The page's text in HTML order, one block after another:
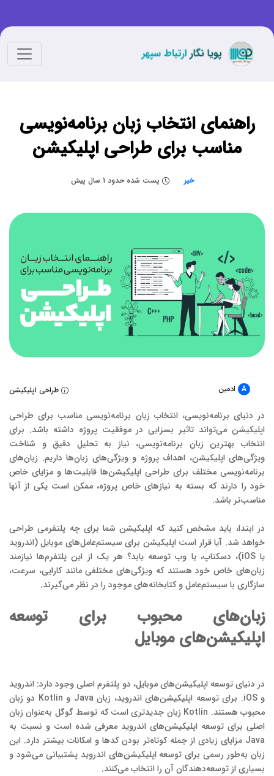
راهنمای انتخاب زبان برنامه‌نویسی
مناسب برای طراحی اپلیکیشن
خبر پست شده حدود 1 سال پیش
A ادمین طراحی اپلیکیشن
در دنیای برنامه‌نویسی، انتخاب زبان برنامه‌نویسی مناسب برای طراحی
اپلیکیشن‌ می‌تواند تاثیر بسزایی در موفقیت پروژه داشته باشد. برای
انتخاب بهترین زبان برنامه‌نویسی، نیاز به تحلیل دقیق و شناخت
ویژگی‌های اپلیکیشن، اهداف پروژه و ویژگی‌های زبان‌ها داریم. زبان‌های
برنامه‌نویسی مختلف برای طراحی اپلیکیشن‌ها قابلیت‌ها و مزایای خاص
خود را دارند که بسته به نیازهای خاص پروژه، ممکن است یکی از آنها
مناسب‌تر باشد.
در ابتدا، باید مشخص کنید که اپلیکیشن شما برای چه پلتفرمی طراحی
خواهد شد. آیا قرار است اپلیکیشن برای سیستم‌عامل‌های موبایل (اندروید
یا iOS)، دسکتاپ، یا وب توسعه یابد؟ هر یک از این پلتفرم‌ها نیازمند
زبان‌های خاص خود هستند که ویژگی‌های مختلفی مانند کارایی، سرعت،
سازگاری با سیستم‌عامل و کتابخانه‌های موجود را در نظر می‌گیرند.
زبان‌های محبوب برای توسعه
اپلیکیشن‌های موبایل
در دنیای توسعه اپلیکیشن‌های موبایل، دو پلتفرم اصلی وجود دارد: اندروید
و iOS. برای توسعه اپلیکیشن‌های اندروید، زبان Java و Kotlin دو زبان
محبوب هستند. Kotlin زبان جدیدتری است که توسط گوگل به‌عنوان زبان
اصلی برای توسعه اپلیکیشن‌های اندروید معرفی شده است و نسبت به
Java مزایای زیادی از جمله کوتاه‌تر بودن کدها و امکانات بیشتر دارد. این
زبان به‌طور رسمی برای توسعه اپلیکیشن‌های اندروید پشتیبانی می‌شود و
بسیاری از توسعه‌دهندگان آن را انتخاب می‌کنند.